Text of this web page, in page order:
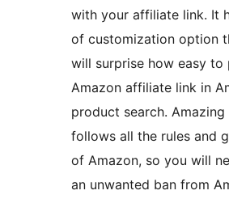
with your affiliate link. It
of customization option
will surprise how easy to
Amazon affiliate link in
product search. Amazing
follows all the rules and
of Amazon, so you will
an unwanted ban from